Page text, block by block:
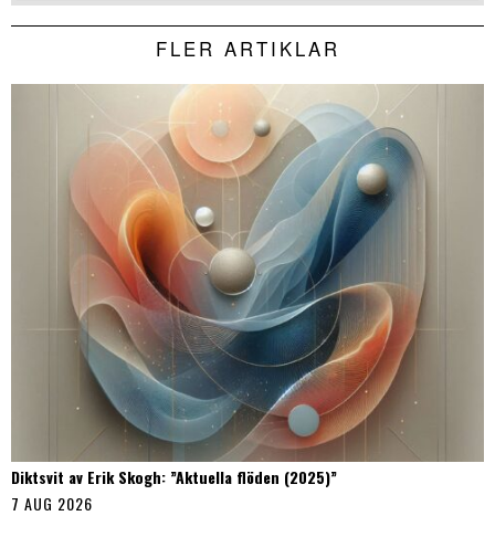
FLER ARTIKLAR
Diktsvit av Erik Skogh: ”Aktuella flöden (2025)”
7 AUG 2026